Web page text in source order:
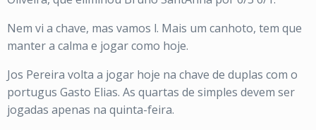
Nem vi a chave, mas vamos l. Mais um canhoto, tem que
manter a calma e jogar como hoje.
Jos Pereira volta a jogar hoje na chave de duplas com o
portugus Gasto Elias. As quartas de simples devem ser
jogadas apenas na quinta-feira.